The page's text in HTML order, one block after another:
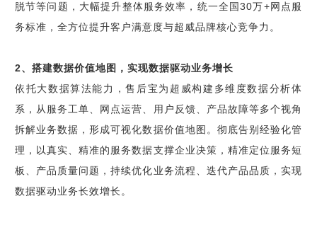
脱节等问题，大幅提升整体服务效率，统一全国30万+网点服
务标准，全方位提升客户满意度与超威品牌核心竞争力。
2、搭建数据价值地图，实现数据驱动业务增长
依托大数据算法能力，售后宝为超威构建多维度数据分析体
系，从服务工单、网点运营、用户反馈、产品故障等多个视角
拆解业务数据，形成可视化数据价值地图。彻底告别经验化管
理，以真实、精准的服务数据支撑企业决策，精准定位服务短
板、产品质量问题，持续优化业务流程、迭代产品品质，实现
数据驱动业务长效增长。